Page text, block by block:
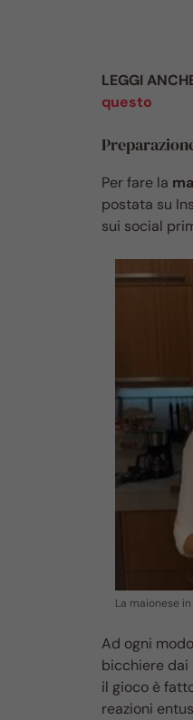
LEGGI
questo
Per fare la
postata su
sui social
La maionese
Ad ogni
bicchiere dai
il gioco è
reazioni